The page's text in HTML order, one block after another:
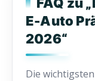
E-Auto
2026“
Die